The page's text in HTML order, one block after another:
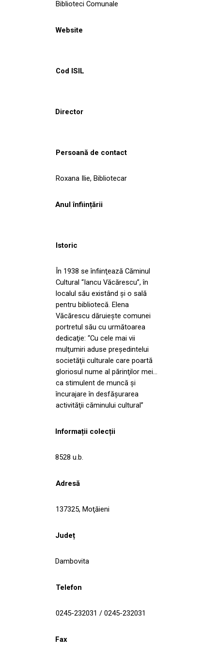
Biblioteci Comunale
Website
Cod ISIL
Director
Persoană de contact
Roxana Ilie, Bibliotecar
Anul înființării
Istoric
În 1938 se înfiinţează Căminul
Cultural “Iancu Văcărescu”, în
localul său existând şi o sală
pentru bibliotecă. Elena
Văcărescu dăruieşte comunei
portretul său cu următoarea
dedicaţie: “Cu cele mai vii
mulţumiri aduse preşedintelui
societăţii culturale care poartă
gloriosul nume al părinţilor mei…
ca stimulent de muncă şi
încurajare în desfăşurarea
activităţii căminului cultural”
Informații colecții
8528 u.b.
Adresă
137325, Moţăieni
Județ
Dambovita
Telefon
0245-232031 / 0245-232031
Fax